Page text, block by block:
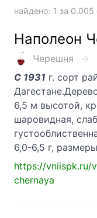
найдено: 1 за 0.005
Наполеон
Черешня
С 1931 г. сорт
6,5 м высотой,
шаровидная,
6,0-6,5 г,
https://vniispk.ru/
chernaya